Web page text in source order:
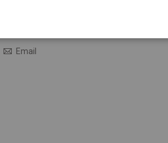
Email